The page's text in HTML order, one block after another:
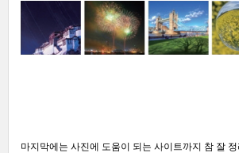
마지막에는 사진에 도움이 되는 사이트까지 참 잘